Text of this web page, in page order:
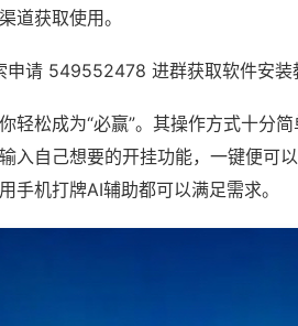
道获取使用。
申请 549552478 进群获取软件安装
轻松成为“必赢”。其操作方式十分
入自己想要的开挂功能，一键便可
手机打牌AI辅助都可以满足需求。